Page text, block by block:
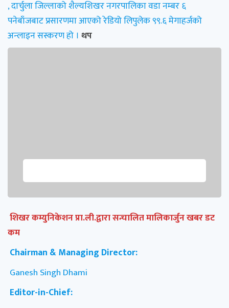
, दार्चुला जिल्लाको शैल्यशिखर नगरपालिका वडा नम्बर ६
पनेबाँजबाट प्रसारणमा आएको रेडियो लिपुलेक ९९.६ मेगाहर्जको
अन्लाइन सस्करण हो । थप
शिखर कम्युनिकेशन प्रा.ली.द्वारा सन्चालित मालिकार्जुन खबर डट
कम
Chairman & Managing Director:
Ganesh Singh Dhami
Editor-in-Chief: